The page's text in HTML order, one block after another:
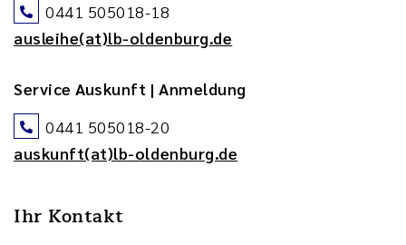
0441 505018-18
ausleihe(at)lb-oldenburg.de
Service Auskunft | Anmeldung
0441 505018-20
auskunft(at)lb-oldenburg.de
Ihr Kontakt